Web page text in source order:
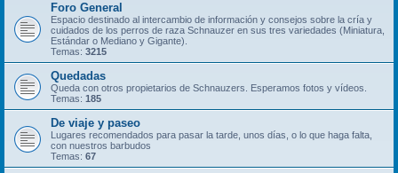
Foro General
Espacio destinado al intercambio de información y consejos sobre la cría y
cuidados de los perros de raza Schnauzer en sus tres variedades (Miniatura,
Estándar o Mediano y Gigante).
Temas: 3215
Quedadas
Queda con otros propietarios de Schnauzers. Esperamos fotos y vídeos.
Temas: 185
De viaje y paseo
Lugares recomendados para pasar la tarde, unos días, o lo que haga falta,
con nuestros barbudos
Temas: 67